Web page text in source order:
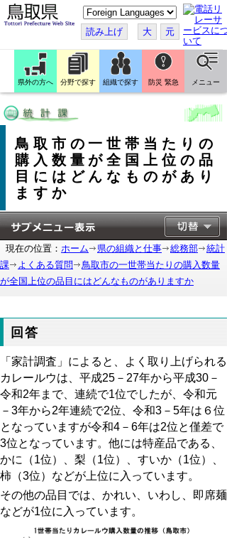
こ
の
ペ
ー
ジ
翻
訳
す
読み上げ 大 元
県外の方へ 分野で探す 組織で探す 防災 緊急 メニュー
鳥取市の一世帯当たりの
購入数量が全国上位の品
目にはどんなものがあり
ますか
現在の位置： ホーム 県の組織と仕事 総務部
統計
課
よくある質問
鳥取市の一世帯当たりの購入数量
が全国上位の品目にはどんなものがありますか
回答
「家計調査」によると、よく取り上げられる
カレールウは、平成25－27年から平成30－
令和2年まで、連続で1位でしたが、令和元
－3年から2年連続で2位、令和3－5年は６位
となっていますが令和4－6年は2位と僅差で
3位となっています。他には特産品である、
かに（1位）、梨（1位）、すいか（1位）、
柿（3位）などが上位に入っています。
その他の品目では、かれい、いわし、即席麺
などが1位に入っています。